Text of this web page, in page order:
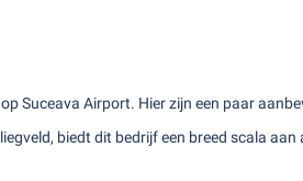
Suceava Airport. Hier zijn een paar
biedt dit bedrijf een breed scala aan